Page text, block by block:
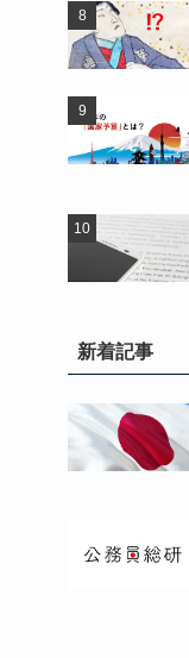
新着記事